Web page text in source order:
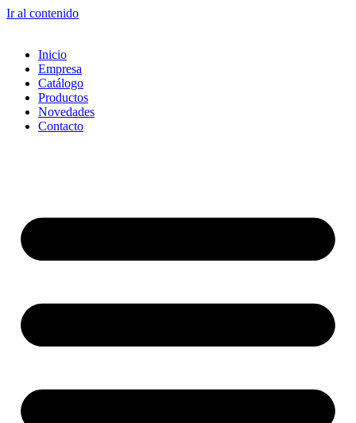
Ir al contenido
Inicio
Empresa
Catálogo
Productos
Novedades
Contacto